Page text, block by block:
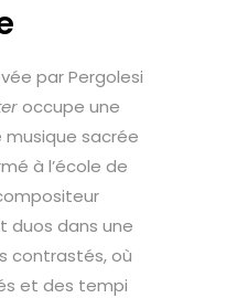
par Pergolesi
occupe une
sacrée
à l’école de
duos dans une
contrastés, où
et des tempi